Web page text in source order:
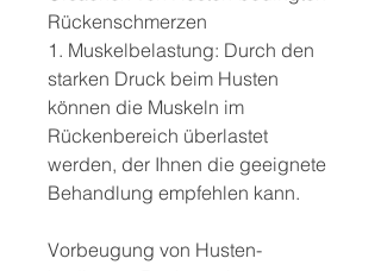
Rückenschmerzen
1. Muskelbelastung: Durch den
starken Druck beim Husten
können die Muskeln im
Rückenbereich überlastet
werden, der Ihnen die geeignete
Behandlung empfehlen kann.
Vorbeugung von Husten-